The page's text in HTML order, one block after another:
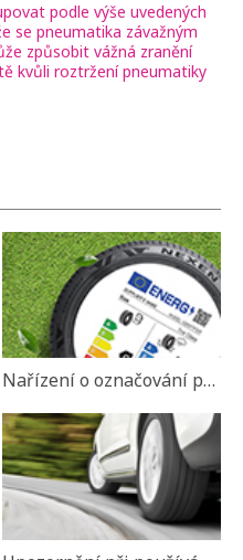
podle výše uvedených
se pneumatika závažným
způsobit vážná zranění
kvůli roztržení pneumatiky
Nařízení o označování pneumatik